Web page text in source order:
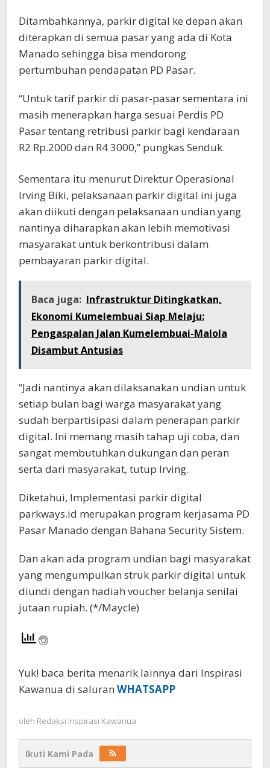
Ditambahkannya, parkir digital ke depan akan
diterapkan di semua pasar yang ada di Kota
Manado sehingga bisa mendorong
pertumbuhan pendapatan PD Pasar.
“Untuk tarif parkir di pasar-pasar sementara ini
masih menerapkan harga sesuai Perdis PD
Pasar tentang retribusi parkir bagi kendaraan
R2 Rp.2000 dan R4 3000,” pungkas Senduk.
Sementara itu menurut Direktur Operasional
Irving Biki, pelaksanaan parkir digital ini juga
akan diikuti dengan pelaksanaan undian yang
nantinya diharapkan akan lebih memotivasi
masyarakat untuk berkontribusi dalam
pembayaran parkir digital.
Baca juga: Infrastruktur Ditingkatkan,
Ekonomi Kumelembuai Siap Melaju:
Pengaspalan Jalan Kumelembuai-Malola
Disambut Antusias
“Jadi nantinya akan dilaksanakan undian untuk
setiap bulan bagi warga masyarakat yang
sudah berpartisipasi dalam penerapan parkir
digital. Ini memang masih tahap uji coba, dan
sangat membutuhkan dukungan dan peran
serta dari masyarakat, tutup Irving.
Diketahui, Implementasi parkir digital
parkways.id merupakan program kerjasama PD
Pasar Manado dengan Bahana Security Sistem.
Dan akan ada program undian bagi masyarakat
yang mengumpulkan struk parkir digital untuk
diundi dengan hadiah voucher belanja senilai
jutaan rupiah. (*/Maycle)
Yuk! baca berita menarik lainnya dari Inspirasi
Kawanua di saluran WHATSAPP
oleh Redaksi Inspirasi Kawanua
Ikuti Kami Pada